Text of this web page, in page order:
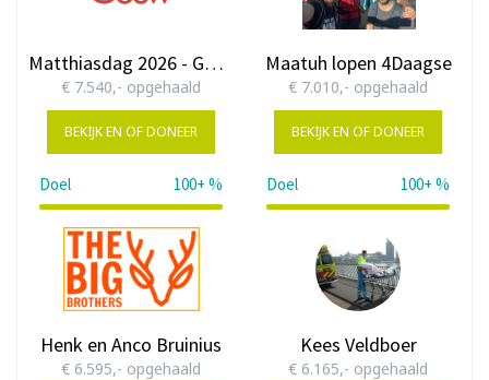
Matthiasdag 2026 - GouwIT in actie
€ 7.540,- opgehaald
BEKIJK EN OF DONEER
Doel 100+ %
Maatuh lopen 4Daagse
€ 7.010,- opgehaald
BEKIJK EN OF DONEER
Doel 100+ %
175%
Henk en Anco Bruinius
€ 6.595,- opgehaald
Kees Veldboer
€ 6.165,- opgehaald